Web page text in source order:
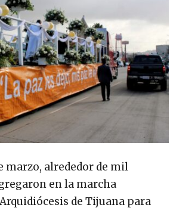
marzo, alrededor de mil
en la marcha
de Tijuana para